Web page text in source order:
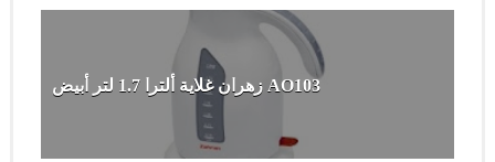
زهران غلاية ألترا 1.7 لتر أبيض AO103